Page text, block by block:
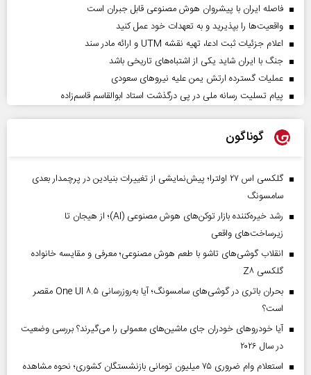
فاصله ایران با پیشرو‌ان هوش مصنوعی قابل جبران است
واقعیت‌ها را بپذیرید و به تعهدات خود عمل کنید
اعلام جزئیات ثبت ادعا، تهیه نقشه UTM و ارائه مادر سند
جنگ با ایران شاید یکی از اشتباه‌های تاریخی باشد
عملیات گسترده ارتش یمن علیه نیروهای سعودی
پیام تسلیت رسانه ملی در پی درگذشت استاد ابوالقاسم قاسم‌زاده
گوناگون
گلکسی اس ۲۷ اولترا؛ پیش‌نمایشی از تغییرات بنیادین در پرچمدار بعدی
سامسونگ
رشد خیره‌کننده بازار توکن‌های هوش مصنوعی (AI)؛ از هیجان تا
زیرساخت‌های واقعی
انقلاب گوشی‌های تاشو‌ با طعم هوش مصنوعی؛ معرفی و مقایسه خانواده
گلکسی Z۸
بحران باتری در گوشی‌های سامسونگ؛ آیا به‌روزرسانی One UI ۸.۵ مقصر
است؟
آیا خودروهای خودران جای ماشین‌های معمولی را می‌گیرند؟ بررسی وضعیت
در سال ۲۰۲۶
استعلام وام ضروری ۷۵ میلیون تومانی بازنشستگان کشوری؛ نحوه مشاهده